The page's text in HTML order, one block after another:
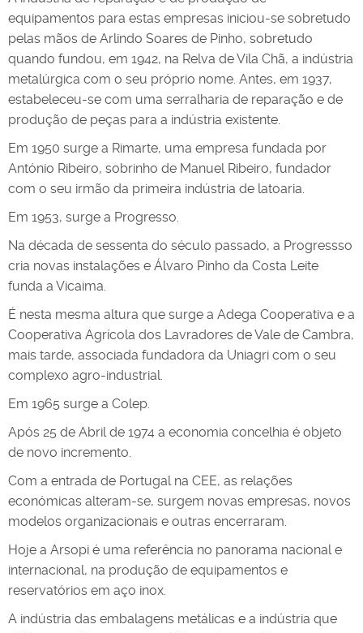
equipamentos para estas empresas iniciou-se sobretudo
pelas mãos de Arlindo Soares de Pinho, sobretudo
quando fundou, em 1942, na Relva de Vila Chã, a indústria
metalúrgica com o seu próprio nome. Antes, em 1937,
estabeleceu-se com uma serralharia de reparação e de
produção de peças para a indústria existente.
Em 1950 surge a Rimarte, uma empresa fundada por
António Ribeiro, sobrinho de Manuel Ribeiro, fundador
com o seu irmão da primeira indústria de latoaria.
Em 1953, surge a Progresso.
Na década de sessenta do século passado, a Progressso
cria novas instalações e Álvaro Pinho da Costa Leite
funda a Vicaima.
É nesta mesma altura que surge a Adega Cooperativa e a
Cooperativa Agrícola dos Lavradores de Vale de Cambra,
mais tarde, associada fundadora da Uniagri com o seu
complexo agro-industrial.
Em 1965 surge a Colep.
Após 25 de Abril de 1974 a economia concelhia é objeto
de novo incremento.
Com a entrada de Portugal na CEE, as relações
económicas alteram-se, surgem novas empresas, novos
modelos organizacionais e outras encerraram.
Hoje a Arsopi é uma referência no panorama nacional e
internacional, na produção de equipamentos e
reservatórios em aço inox.
A indústria das embalagens metálicas e a indústria que